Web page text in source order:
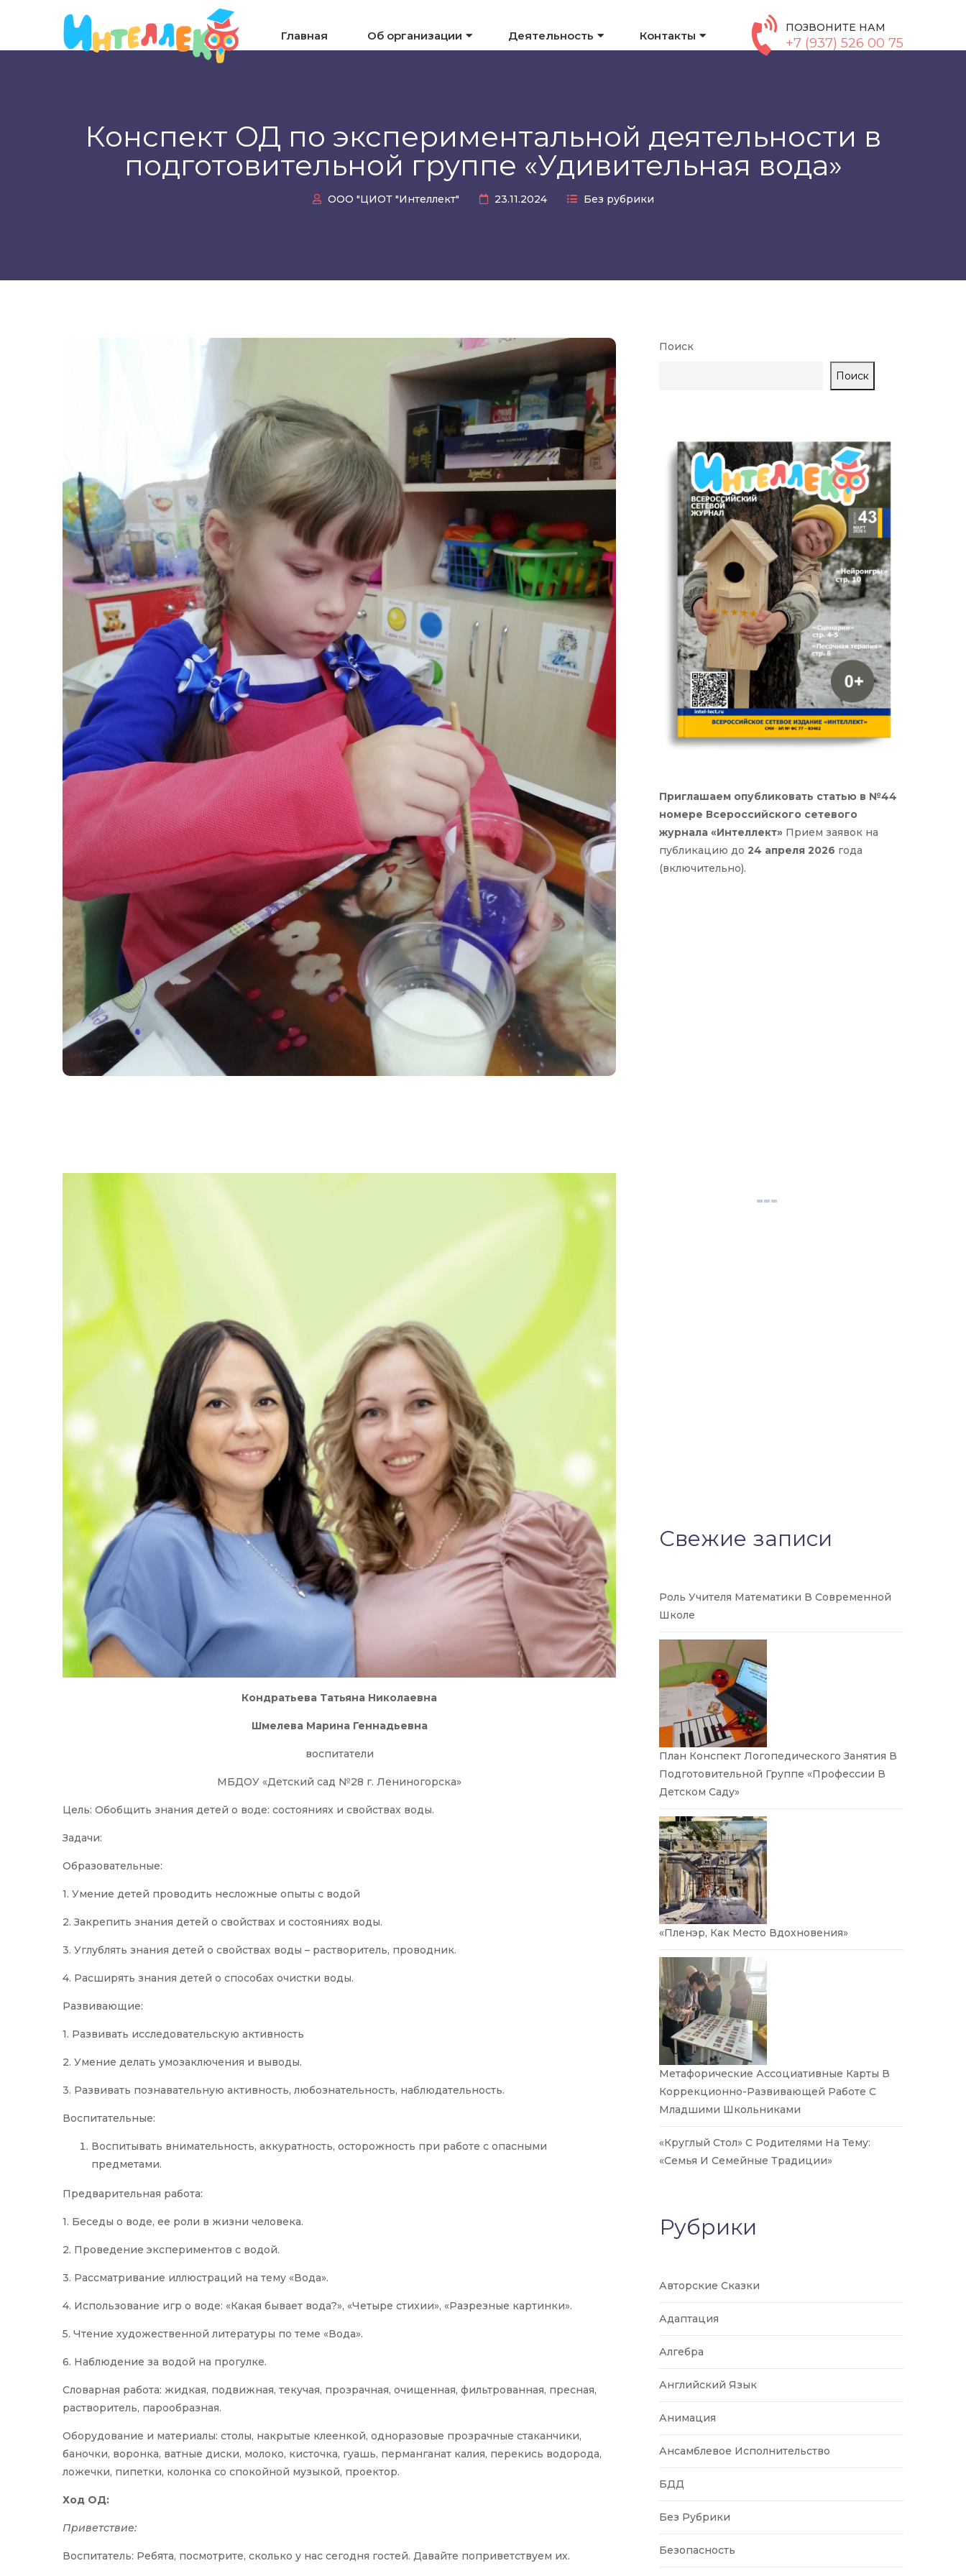
Главная Об организации Деятельность Контакты
ПОЗВОНИТЕ НАМ
+7 (937) 526 00 75
Конспект ОД по экспериментальной деятельности в
подготовительной группе «Удивительная вода»
ООО "ЦИОТ "Интеллект" 23.11.2024 Без рубрики
Кондратьева Татьяна Николаевна
Шмелева Марина Геннадьевна
воспитатели
МБДОУ «Детский сад №28 г. Лениногорска»
Цель: Обобщить знания детей о воде: состояниях и свойствах воды.
Задачи:
Образовательные:
1. Умение детей проводить несложные опыты с водой
2. Закрепить знания детей о свойствах и состояниях воды.
3. Углублять знания детей о свойствах воды – растворитель, проводник.
4. Расширять знания детей о способах очистки воды.
Развивающие:
1. Развивать исследовательскую активность
2. Умение делать умозаключения и выводы.
3. Развивать познавательную активность, любознательность, наблюдательность.
Воспитательные:
Воспитывать внимательность, аккуратность, осторожность при работе с опасными
предметами.
Предварительная работа:
1. Беседы о воде, ее роли в жизни человека.
2. Проведение экспериментов с водой.
3. Рассматривание иллюстраций на тему «Вода».
4. Использование игр о воде: «Какая бывает вода?», «Четыре стихии», «Разрезные картинки».
5. Чтение художественной литературы по теме «Вода».
6. Наблюдение за водой на прогулке.
Словарная работа: жидкая, подвижная, текучая, прозрачная, очищенная, фильтрованная, пресная,
растворитель, парообразная.
Оборудование и материалы: столы, накрытые клеенкой, одноразовые прозрачные стаканчики,
баночки, воронка, ватные диски, молоко, кисточка, гуашь, перманганат калия, перекись водорода,
ложечки, пипетки, колонка со спокойной музыкой, проектор.
Ход ОД:
Приветствие:
Воспитатель: Ребята, посмотрите, сколько у нас сегодня гостей. Давайте поприветствуем их.
Поиск
Поиск
Приглашаем опубликовать статью в №44
номере Всероссийского сетевого
журнала «Интеллект» Прием заявок на
публикацию до 24 апреля 2026 года
(включительно).
Свежие записи
Роль Учителя Математики В Современной
Школе
План Конспект Логопедического Занятия В
Подготовительной Группе «Профессии В
Детском Саду»
«Пленэр, Как Место Вдохновения»
Метафорические Ассоциативные Карты В
Коррекционно-Развивающей Работе С
Младшими Школьниками
«Круглый Стол» С Родителями На Тему:
«Семья И Семейные Традиции»
Рубрики
Авторские Сказки
Адаптация
Алгебра
Английский Язык
Анимация
Ансамблевое Исполнительство
БДД
Без Рубрики
Безопасность